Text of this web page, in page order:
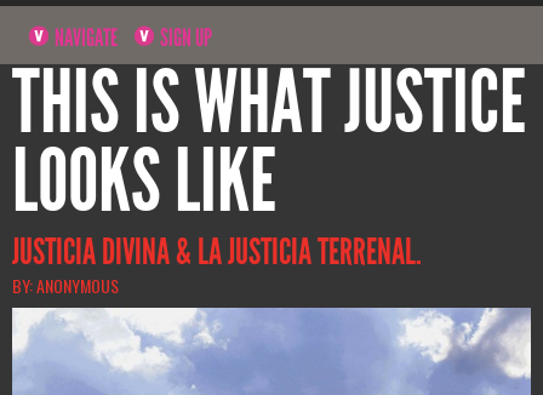
NAVIGATE SIGN UP
THIS IS WHAT JUSTICE
LOOKS LIKE
JUSTICIA DIVINA & LA JUSTICIA TERRENAL.
BY: ANONYMOUS